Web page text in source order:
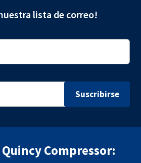
lista de correo!
Compressor: